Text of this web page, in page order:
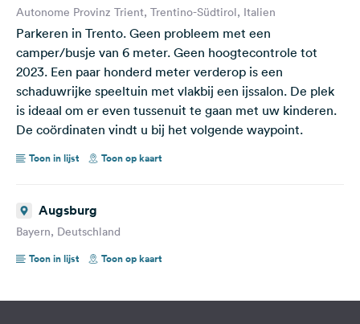
Autonome Provinz Trient, Trentino-Südtirol, Italien
Parkeren in Trento. Geen probleem met een
camper/busje van 6 meter. Geen hoogtecontrole tot
2023. Een paar honderd meter verderop is een
schaduwrijke speeltuin met vlakbij een ijssalon. De plek
is ideaal om er even tussenuit te gaan met uw kinderen.
De coördinaten vindt u bij het volgende waypoint.
Toon in lijst Toon op kaart
Augsburg
Bayern, Deutschland
Toon in lijst
Toon op kaart